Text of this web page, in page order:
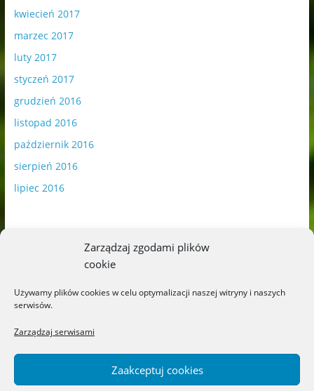
Zarządzaj zgodami plików
cookie
Używamy plików cookies w celu optymalizacji naszej witryny i naszych
serwisów.
Zarządzaj serwisami
Zaakceptuj cookies
kwiecień 2017
marzec 2017
luty 2017
styczeń 2017
grudzień 2016
listopad 2016
październik 2016
sierpień 2016
lipiec 2016